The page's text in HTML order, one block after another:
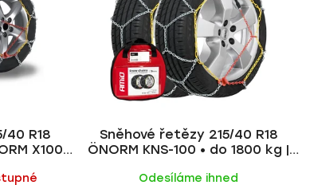
40 R18
X100 •
Sněhové řetězy 215/40 R18
ÖNORM KNS-100 • do 1800 kg |
Odesíláme ihned